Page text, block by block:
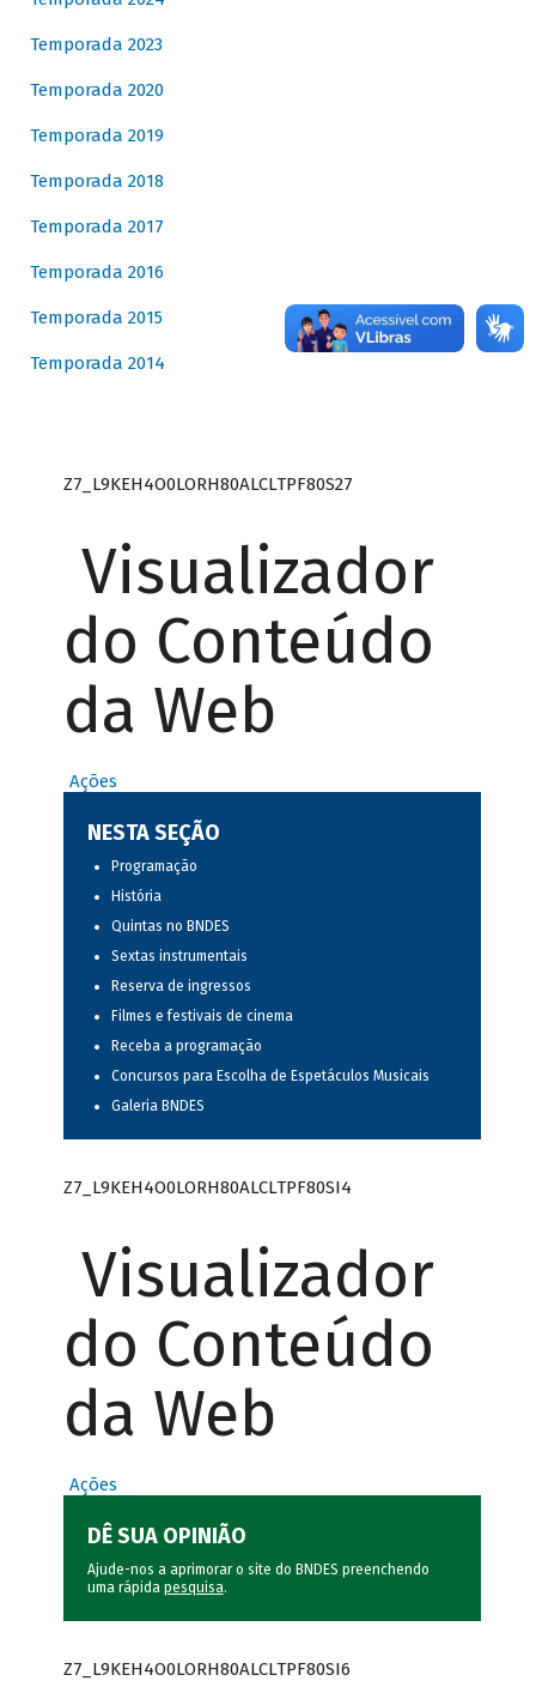
Temporada 2023
Temporada 2020
Temporada 2019
Temporada 2018
Temporada 2017
Temporada 2016
Temporada 2015
Temporada 2014
Z7_L9KEH4O0LORH80ALCLTPF80S27
Visualizador
do Conteúdo
da Web
Ações
NESTA SEÇÃO
Programação
História
Quintas no BNDES
Sextas instrumentais
Reserva de ingressos
Filmes e festivais de cinema
Receba a programação
Concursos para Escolha de Espetáculos Musicais
Galeria BNDES
Z7_L9KEH4O0LORH80ALCLTPF80SI4
Visualizador
do Conteúdo
da Web
Ações
DÊ SUA OPINIÃO
Ajude-nos a aprimorar o site do BNDES preenchendo
uma rápida pesquisa.
Z7_L9KEH4O0LORH80ALCLTPF80SI6